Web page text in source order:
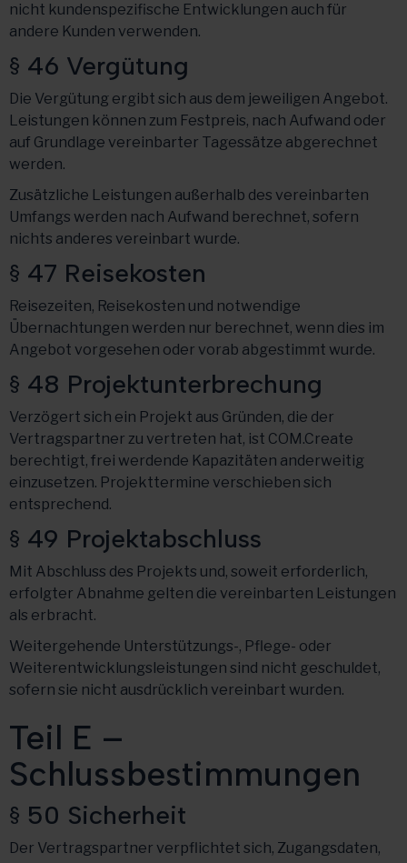
nicht kundenspezifische Entwicklungen auch für
andere Kunden verwenden.
§ 46 Vergütung
Die Vergütung ergibt sich aus dem jeweiligen Angebot.
Leistungen können zum Festpreis, nach Aufwand oder
auf Grundlage vereinbarter Tagessätze abgerechnet
werden.
Zusätzliche Leistungen außerhalb des vereinbarten
Umfangs werden nach Aufwand berechnet, sofern
nichts anderes vereinbart wurde.
§ 47 Reisekosten
Reisezeiten, Reisekosten und notwendige
Übernachtungen werden nur berechnet, wenn dies im
Angebot vorgesehen oder vorab abgestimmt wurde.
§ 48 Projektunterbrechung
Verzögert sich ein Projekt aus Gründen, die der
Vertragspartner zu vertreten hat, ist COM.Create
berechtigt, frei werdende Kapazitäten anderweitig
einzusetzen. Projekttermine verschieben sich
entsprechend.
§ 49 Projektabschluss
Mit Abschluss des Projekts und, soweit erforderlich,
erfolgter Abnahme gelten die vereinbarten Leistungen
als erbracht.
Weitergehende Unterstützungs-, Pflege- oder
Weiterentwicklungsleistungen sind nicht geschuldet,
sofern sie nicht ausdrücklich vereinbart wurden.
Teil E –
Schlussbestimmungen
§ 50 Sicherheit
Der Vertragspartner verpflichtet sich, Zugangsdaten,